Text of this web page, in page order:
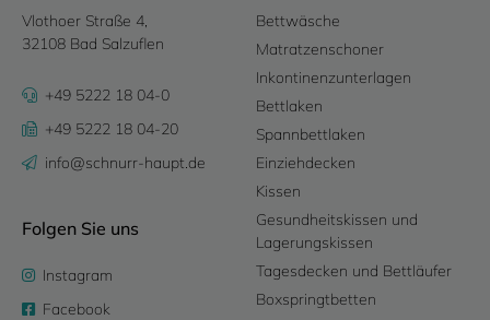
Vlothoer Straße 4,
32108 Bad Salzuflen
+49 5222 18 04-0
+49 5222 18 04-20
info@schnurr-haupt.de
Folgen Sie uns
Instagram
Facebook
Bettwäsche
Matratzenschoner
Inkontinenzunterlagen
Bettlaken
Spannbettlaken
Einziehdecken
Kissen
Gesundheitskissen und
Lagerungskissen
Tagesdecken und Bettläufer
Boxspringtbetten